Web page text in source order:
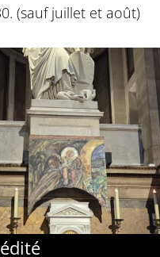
(sauf juillet et août)